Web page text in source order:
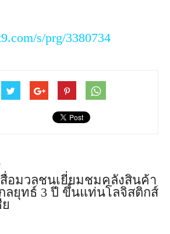
s/prg/3380734
อมวลชนเยี่ยมชมคลังสินค้า
ลยุทธ์ 3 ปี ขึ้นแท่นโลจิสติกส์